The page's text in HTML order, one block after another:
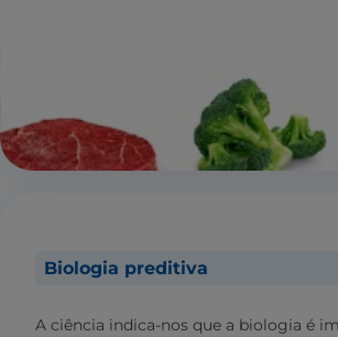
Biologia preditiva
A ciência indica-nos que a biologia é